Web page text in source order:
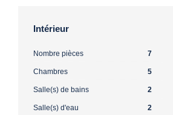
Intérieur
Nombre pièces 7
Chambres 5
Salle(s) de bains 2
Salle(s) d'eau 2